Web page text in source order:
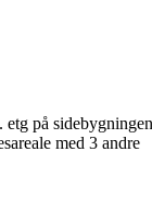
på sidebygningen
med 3 andre